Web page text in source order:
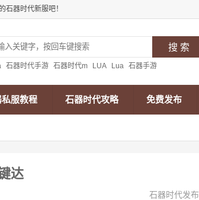
石器时代新服吧！
石器时代手游 石器时代m LUA Lua 石器手游
服教程 石器时代攻略 免费发布
达
石器时代发布